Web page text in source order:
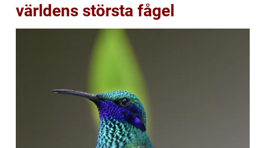
världens största fågel